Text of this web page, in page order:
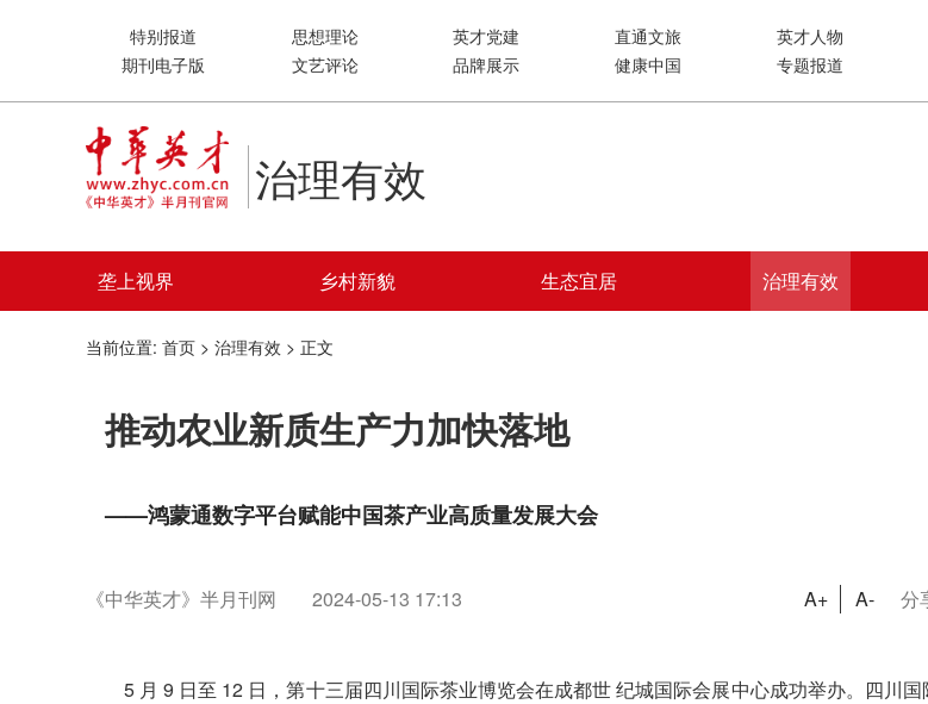
特别报道 思想理论 英才党建 直通文旅 英才人物
期刊电子版
文艺评论 品牌展示 健康中国 专题报道
治理有效
垄上视界 乡村新貌 生态宜居 治理有效
当前位置: 首页 > 治理有效 > 正文
推动农业新质生产力加快落地
——鸿蒙通数字平台赋能中国茶产业高质量发展大会
《中华英才》半月刊网 2024-05-13 17:13 A+ A- 分
5 月 9 日至 12 日，第十三届四川国际茶业博览会在成都世纪城国际会展中心成功举办。四川国